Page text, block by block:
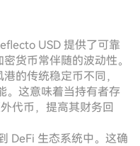
USD 提供了可靠
货币常伴随的波动性。
的传统稳定币不同，
。这意味着当持有者存
代币，提高其财务回
DeFi 生态系统中。这确